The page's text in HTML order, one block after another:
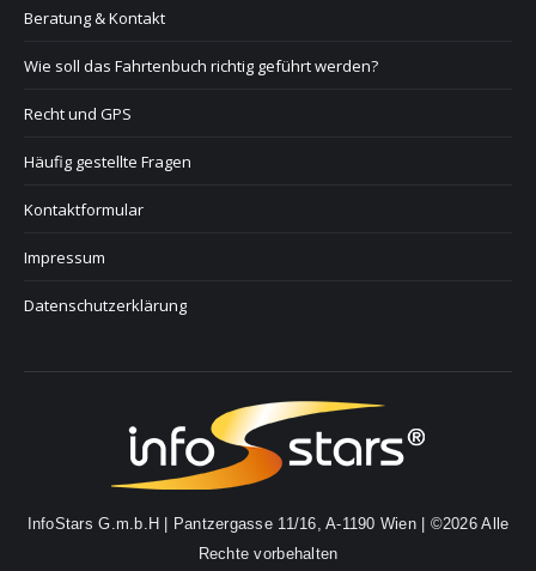
Beratung & Kontakt
Wie soll das Fahrtenbuch richtig geführt werden?
Recht und GPS
Häufig gestellte Fragen
Kontaktformular
Impressum
Datenschutzerklärung
InfoStars G.m.b.H | Pantzergasse 11/16, A-1190 Wien | ©2026 Alle
Rechte vorbehalten